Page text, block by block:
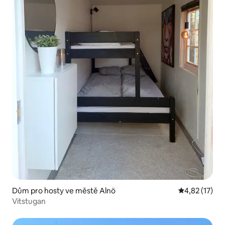
Dům pro hosty ve městě Alnö Průměrné
4,82 (17)
Vitstugan